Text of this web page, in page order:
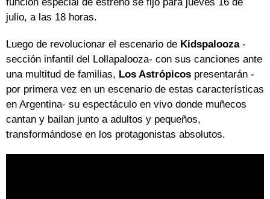
julio, a las 18 horas.
Luego de revolucionar el escenario de Kidspalooza-
sección infantil del Lollapalooza- con sus canciones ante
una multitud de familias, Los Astrópicos presentarán -
por primera vez en un escenario de estas características
en Argentina- su espectáculo en vivo donde muñecos
cantan y bailan junto a adultos y pequeños,
transformándose en los protagonistas absolutos.